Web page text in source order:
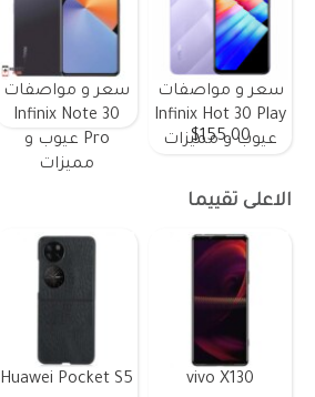
سعر و مواصفات
Infinix Hot 30 Play
عيوب و مميزات
$155.00
سعر و مواصفات
Infinix Note 30
Pro عيوب و
مميزات
الاعلى تقييما
vivo X130
Huawei Pocket S5